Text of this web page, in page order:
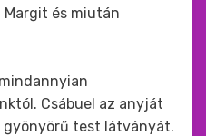
és miután
Csábuel az anyját
gyönyörű test látványát.